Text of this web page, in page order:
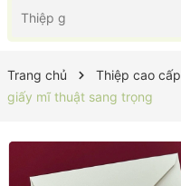
Trang chủ Thiệp cao cấp
giấy mĩ thuật sang trọng